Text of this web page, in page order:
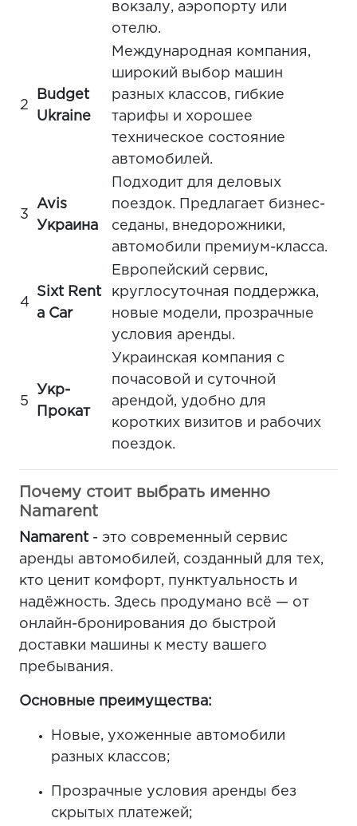
вокзалу, аэропорту или
отелю.
2
Budget
Ukraine
Международная компания,
широкий выбор машин
разных классов, гибкие
тарифы и хорошее
техническое состояние
автомобилей.
3
Avis
Украина
Подходит для деловых
поездок. Предлагает бизнес-
седаны, внедорожники,
автомобили премиум-класса.
4
Sixt Rent
a Car
Европейский сервис,
круглосуточная поддержка,
новые модели, прозрачные
условия аренды.
5
Укр-
Прокат
Украинская компания с
почасовой и суточной
арендой, удобно для
коротких визитов и рабочих
поездок.
Почему стоит выбрать именно
Namarent
Namarent- это современный сервис
аренды автомобилей, созданный для тех,
кто ценит комфорт, пунктуальность и
надёжность. Здесь продумано всё — от
онлайн-бронирования до быстрой
доставки машины к месту вашего
пребывания.
Основные преимущества:
Новые, ухоженные автомобили
разных классов;
Прозрачные условия аренды без
скрытых платежей;